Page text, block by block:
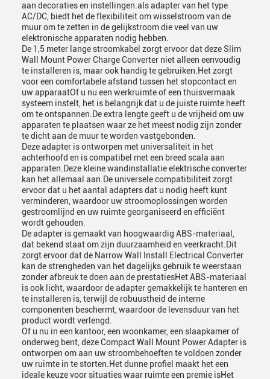
aan decoraties en instellingen.als adapter van het type
AC/DC, biedt het de flexibiliteit om wisselstroom van de
muur om te zetten in de gelijkstroom die veel van uw
elektronische apparaten nodig hebben.
De 1,5 meter lange stroomkabel zorgt ervoor dat deze Slim
Wall Mount Power Charge Converter niet alleen eenvoudig
te installeren is, maar ook handig te gebruiken.Het zorgt
voor een comfortabele afstand tussen het stopcontact en
uw apparaatOf u nu een werkruimte of een thuisvermaak
systeem instelt, het is belangrijk dat u de juiste ruimte heeft
om te ontspannen.De extra lengte geeft u de vrijheid om uw
apparaten te plaatsen waar ze het meest nodig zijn zonder
te dicht aan de muur te worden vastgebonden.
Deze adapter is ontworpen met universaliteit in het
achterhoofd en is compatibel met een breed scala aan
apparaten.Deze kleine wandinstallatie elektrische converter
kan het allemaal aan.De universele compatibiliteit zorgt
ervoor dat u het aantal adapters dat u nodig heeft kunt
verminderen, waardoor uw stroomoplossingen worden
gestroomlijnd en uw ruimte georganiseerd en efficiënt
wordt gehouden.
De adapter is gemaakt van hoogwaardig ABS-materiaal,
dat bekend staat om zijn duurzaamheid en veerkracht.Dit
zorgt ervoor dat de Narrow Wall Install Electrical Converter
kan de strengheden van het dagelijks gebruik te weerstaan
zonder afbreuk te doen aan de prestatiesHet ABS-materiaal
is ook licht, waardoor de adapter gemakkelijk te hanteren en
te installeren is, terwijl de robuustheid de interne
componenten beschermt, waardoor de levensduur van het
product wordt verlengd.
Of u nu in een kantoor, een woonkamer, een slaapkamer of
onderweg bent, deze Compact Wall Mount Power Adapter is
ontworpen om aan uw stroombehoeften te voldoen zonder
uw ruimte in te storten.Het dunne profiel maakt het een
ideale keuze voor situaties waar ruimte een premie isHet